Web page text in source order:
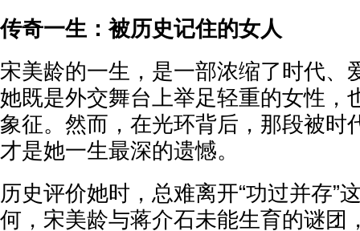
传奇一生：被历史记住的女人
宋美龄的一生，是一部浓缩了时代、
她既是外交舞台上举足轻重的女性，
象征。然而，在光环背后，那段被时
才是她一生最深的遗憾。
历史评价她时，总难离开“功过并存”
何，宋美龄与蒋介石未能生育的谜团